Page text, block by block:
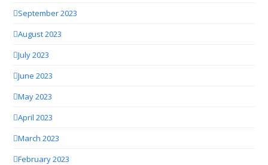
September 2023
August 2023
July 2023
June 2023
May 2023
April 2023
March 2023
February 2023